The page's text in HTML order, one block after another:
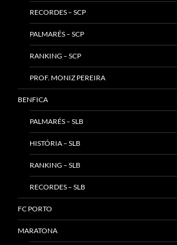
RECORDES – SCP
PALMARÉS – SCP
RANKING – SCP
PROF. MONIZ PEREIRA
BENFICA
PALMARÉS – SLB
HISTÓRIA – SLB
RANKING – SLB
RECORDES – SLB
FC PORTO
MARATONA